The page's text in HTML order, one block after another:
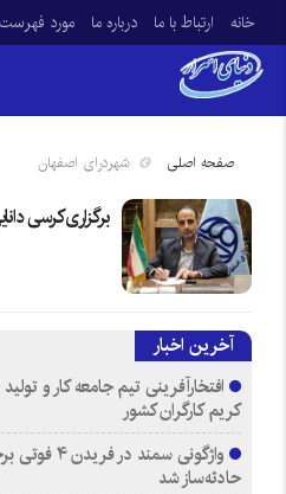
خانه ارتباط با ما درباره ما مورد فهرست
صفحه اصلی شهردرای اصفهان
برگزاری کرسی
آخرین اخبار
افتخارآفرینی تیم جامعه کار و
کریم کارگران کشور
واژگونی
حادثه‌ساز شد